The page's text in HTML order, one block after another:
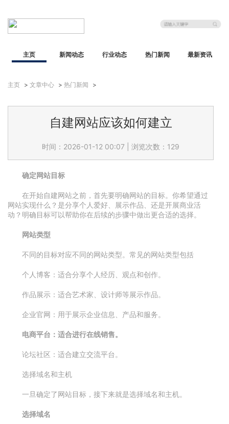
主页 新闻动态 行业动态 热门新闻 最新资讯
主页 > 文章中心 > 热门新闻 >
自建网站应该如何建立
时间：2026-01-12 00:07 浏览次数：129
确定网站目标
在开始自建网站之前，首先要明确网站的目标。你希望通过
网站实现什么？是分享个人爱好、展示作品、还是开展商业活
动？明确目标可以帮助你在后续的步骤中做出更合适的选择。
网站类型
不同的目标对应不同的网站类型。常见的网站类型包括
个人博客：适合分享个人经历、观点和创作。
作品展示：适合艺术家、设计师等展示作品。
企业官网：用于展示企业信息、产品和服务。
电商平台：适合进行在线销售。
论坛社区：适合建立交流平台。
选择域名和主机
一旦确定了网站目标，接下来就是选择域名和主机。
选择域名